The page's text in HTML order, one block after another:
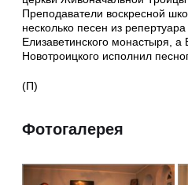
Преподаватели воскресной
несколько песен из
Елизаветинского монастыря, а
Новотроицкого исполнил
(П)
Фотогалерея